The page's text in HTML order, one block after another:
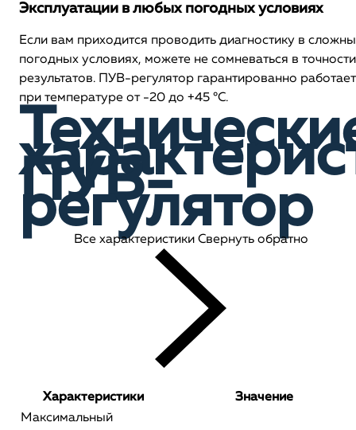
Эксплуатации в любых погодных условиях
Если вам приходится проводить диагностику в
погодных условиях, можете не сомневаться в точности
результатов. ПУВ-регулятор гарантированно работает
при температуре от -20 до +45 °С.
ПУВ-
регулятор
Все характеристики Свернуть обратно
Характеристики
Значение
Максимальный